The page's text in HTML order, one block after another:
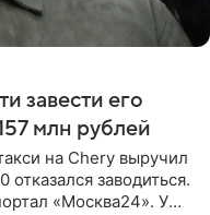
завести его
млн рублей
на Chery выручил
заводиться.
«Москва24». У